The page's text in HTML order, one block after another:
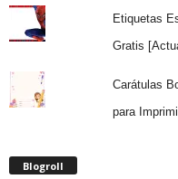
Etiquetas
Gratis
Carátulas
para
Blogroll